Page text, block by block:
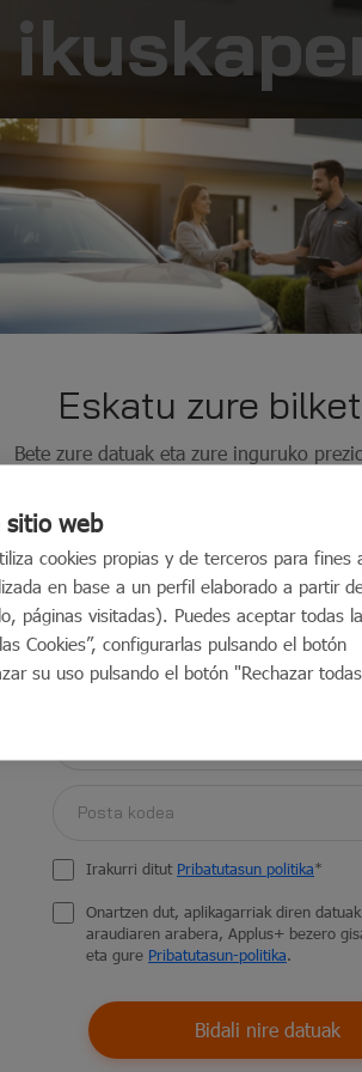
zuretzat
gara denaz
beharrik izan ez
Eskatu zure
Bete zure datuak eta zure inguruko
Irakurri ditut Pribatutasun politika*
Onartzen dut, aplikagarriak diren
araudiaren arabera, Applus+ bezero
eta gure Pribatutasun-politika.
Bidali nire datuak
sitio web
cookies propias y de terceros para fines
en base a un perfil elaborado a partir
páginas visitadas). Puedes aceptar todas
Cookies”, configurarlas pulsando el botón
su uso pulsando el botón "Rechazar